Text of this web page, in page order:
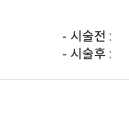
- 시술전 :
- 시술후 :